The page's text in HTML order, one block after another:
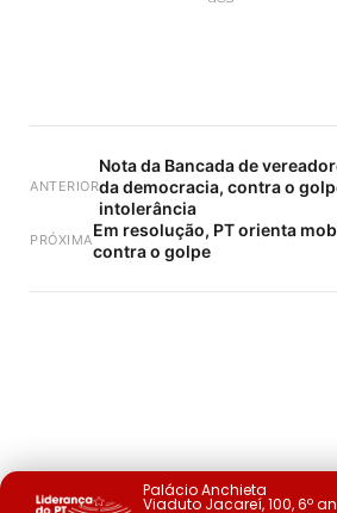
ANTERIOR
Nota da Bancada de
da democracia, contra o
intolerância
PRÓXIMAEm resolução, PT orienta
contra o golpe
Palácio Anchieta
Viaduto Jacareí, 100, 6º